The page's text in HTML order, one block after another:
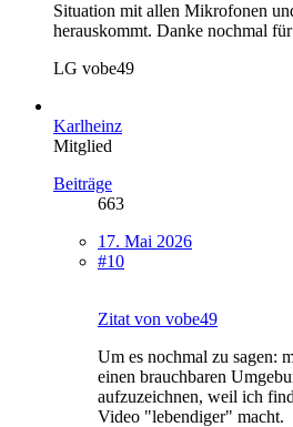
Situation mit allen Mikrofonen
herauskommt. Danke nochmal
LG vobe49
Karlheinz
Mitglied
Beiträge
663
17. Mai 2026
#10
Zitat von vobe49
Um es nochmal zu sagen:
einen brauchbaren
aufzuzeichnen, weil ich
Video "lebendiger" macht.